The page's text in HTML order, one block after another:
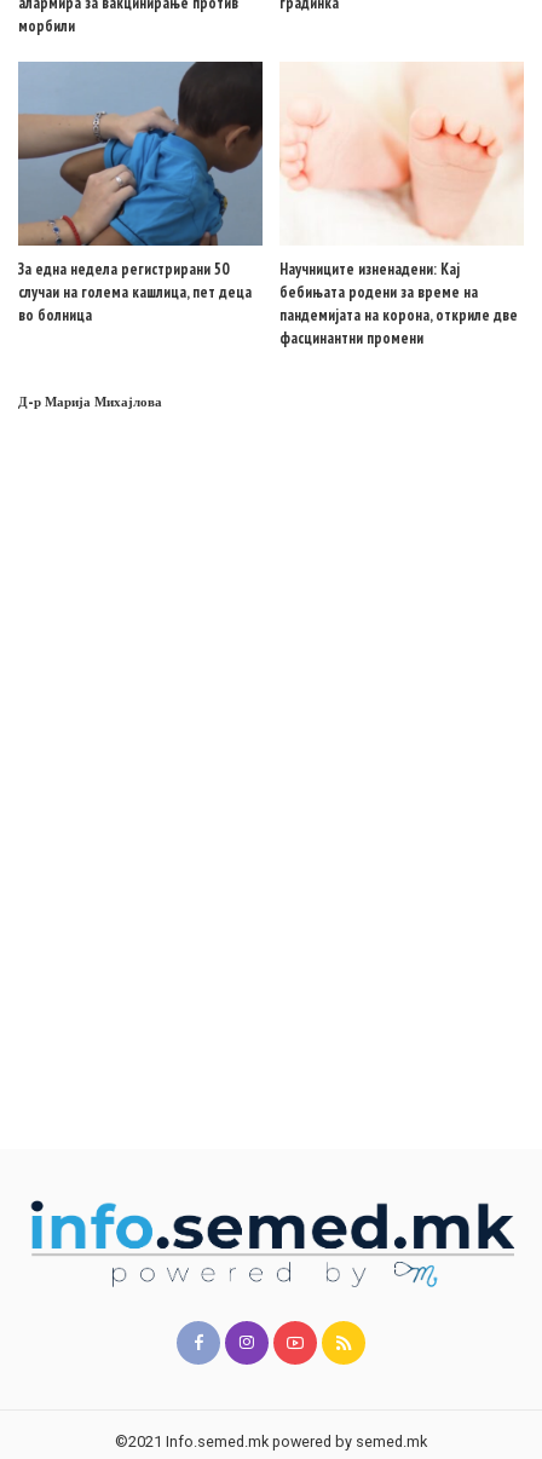
морбили
За една недела регистрирани 50
случаи на голема кашлица, пет деца
во болница
Научниците изненадени: Кај
бебињата родени за време на
пандемијата на корона, откриле две
фасцинантни промени
Д-р Марија Михајлова
©2021 Info.semed.mk powered by semed.mk